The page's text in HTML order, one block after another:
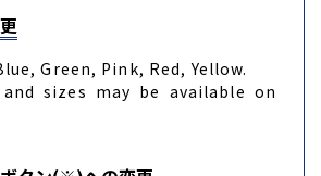
Green, Pink, Red, Yellow.
sizes may be available on